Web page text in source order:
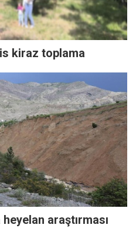
kiraz toplama
araştırması